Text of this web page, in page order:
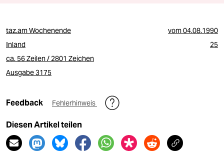
taz.am Wochenende vom04.08.1990
Inland
25
ca. 56 Zeilen / 2801 Zeichen
Ausgabe 3175
Feedback Fehlerhinweis
Diesen Artikel teilen